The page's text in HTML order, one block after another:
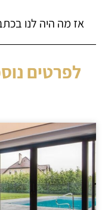
אז מה היה לנו
לפרטים